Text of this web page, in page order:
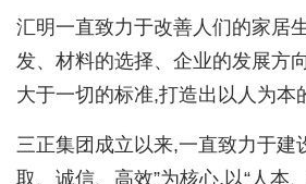
汇明一直致力于改善人们的家居
发、材料的选择、企业的发展方
大于一切的标准,打造出以人为本
三正集团成立以来,一直致力于建
取、诚信、高效”为核心,以“人本